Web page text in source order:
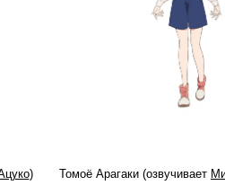
) Томоё Арагаки (озвучивает